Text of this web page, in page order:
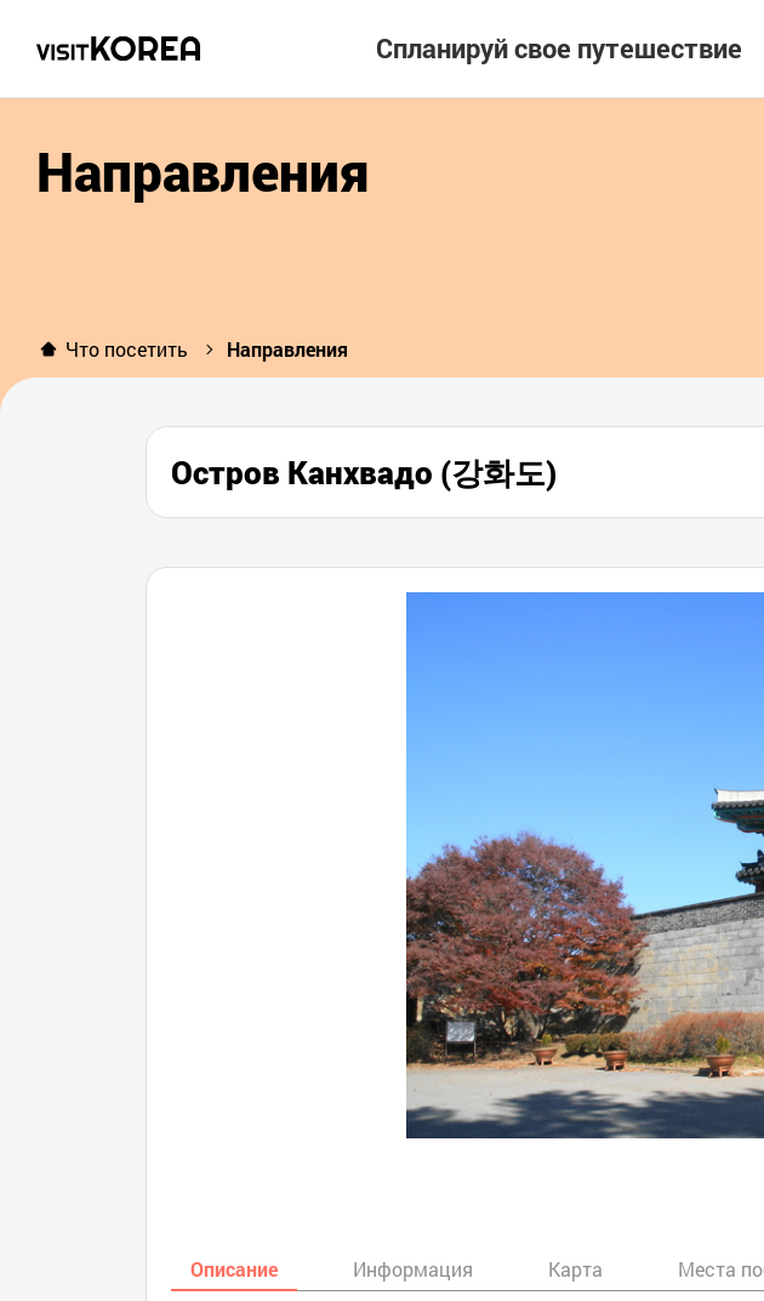
Спланируй свое путешествие
Направления
Что посетить Направления
Остров Канхвадо (강화도)
Описание Информация Карта Места